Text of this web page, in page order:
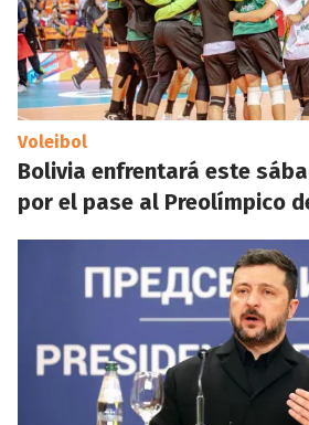
Voleibol
Bolivia enfrentará este
por el pase al Preolímpico